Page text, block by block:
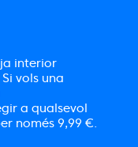
interior
vols una
a qualsevol
només 9,99 €.